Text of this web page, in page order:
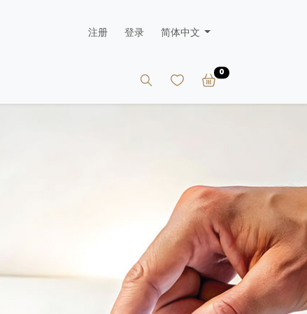
注册 登录 简体中文
0